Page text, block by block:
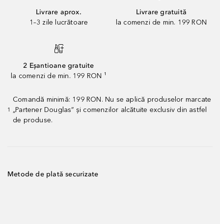
Livrare aprox.
1–3 zile lucrătoare
Livrare gratuită
la comenzi de min. 199 RON
2 Eșantioane gratuite
la comenzi de min. 199 RON ¹
1
Comandă minimă: 199 RON. Nu se aplică produselor marcate
„Partener Douglas” și comenzilor alcătuite exclusiv din astfel
de produse.
Metode de plată securizate